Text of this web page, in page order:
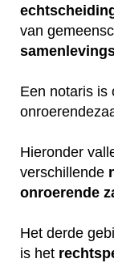
van
Een notaris is
Hieronder
verschillende
onroerende
Het derde
is het